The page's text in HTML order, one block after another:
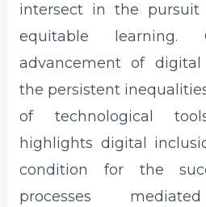
intersect in the pursuit
equitable learning.
advancement of digital
the persistent
of technological
highlights digital
condition for the
processes